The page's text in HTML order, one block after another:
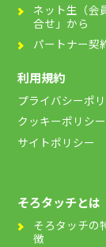
ネット生（会
合せ」から
パートナー契
利用規約
プライバシーポ
クッキーポリシー
サイトポリシー
そろタッチとは
そろタッチの
徴